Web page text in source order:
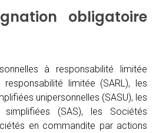
obligatoire
à responsabilité limitée
limitée (SARL), les
unipersonnelles (SASU), les
(SAS), les Sociétés
en commandite par actions